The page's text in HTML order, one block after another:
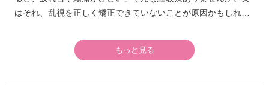
はそれ、乱視を正しく矯正できていないことが原因かもしれま
ると、瞳に負担をかけてしまいます。
もっと見る